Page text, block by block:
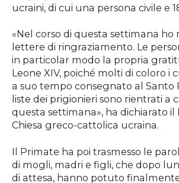
ucraini, di cui una persona civile e
«Nel corso di questa settimana
lettere di ringraziamento. Le
in particolar modo la propria
Leone XIV, poiché molti di coloro i
a suo tempo consegnato al Santo
liste dei prigionieri sono rientrati a
questa settimana», ha dichiarato
Chiesa greco-cattolica ucraina.
Il Primate ha poi trasmesso le
di mogli, madri e figli, che dopo
di attesa, hanno potuto